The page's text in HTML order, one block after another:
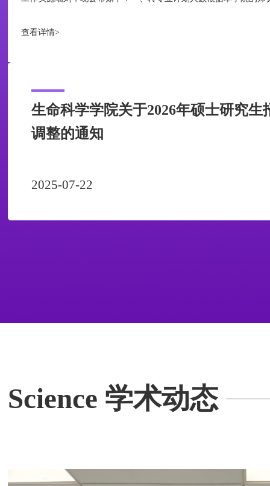
查看详情>
生命科学学院关于2026年硕士研究生
调整的通知
2025-07-22
Science 学术动态